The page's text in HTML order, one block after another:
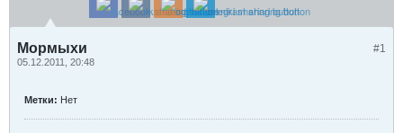
#1
Мормыхи
05.12.2011, 20:48
Метки: Нет